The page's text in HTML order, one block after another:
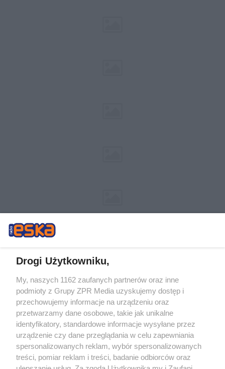
Żaden utwór zamieszczony w serwisie nie może być powielany i
rozpowszechniany lub dalej rozpowszechniany w jakikolwiek sposób (w
tym także elektroniczny lub mechaniczny) na jakimkolwiek polu
eksploatacji w jakiejkolwiek formie, włącznie z umieszczaniem w Internecie
bez pisemnej zgody właściciela praw. Jakiekolwiek użycie lub
wykorzystanie utworów w całości lub w części z naruszeniem prawa, tzn.
bez właściwej zgody, jest zabronione pod groźbą kary i może być ścigane
prawnie.
Drogi Użytkowniku,
My, naszych 1162 zaufanych partnerów oraz inne
podmioty z Grupy ZPR Media uzyskujemy dostęp i
przechowujemy informacje na urządzeniu oraz
przetwarzamy dane osobowe, takie jak unikalne
identyfikatory, standardowe informacje wysyłane przez
urządzenie czy dane przeglądania w celu zapewniania
spersonalizowanych reklam, wybór spersonalizowanych
treści, pomiar reklam i treści, badanie odbiorców oraz